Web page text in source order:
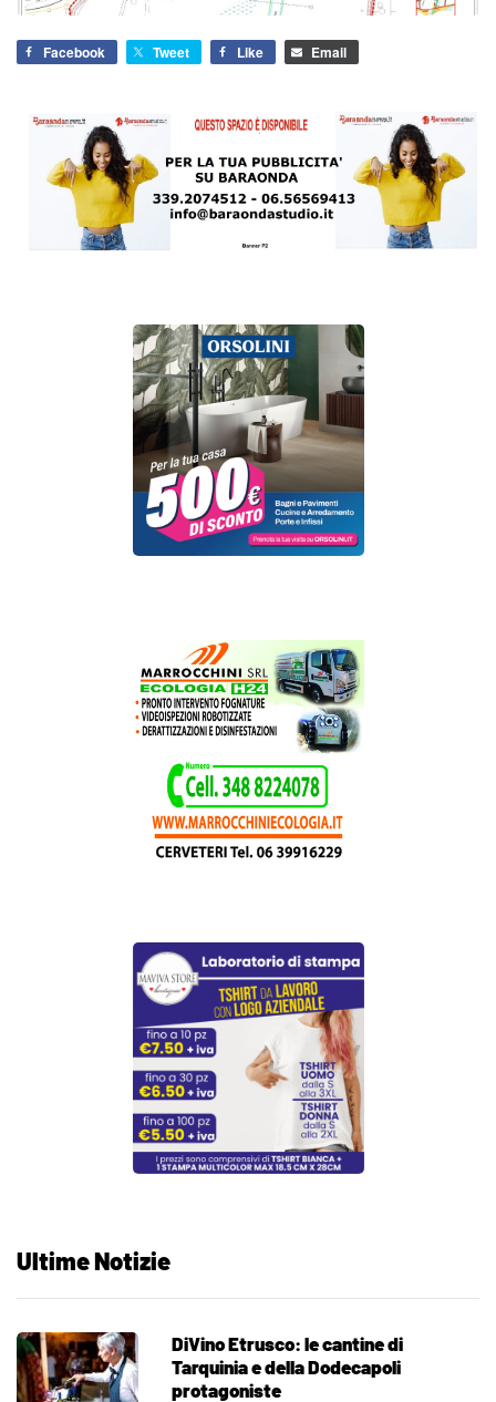
Facebook Tweet Like Email
Ultime Notizie
DiVino Etrusco: le cantine di
Tarquinia e della Dodecapoli
protagoniste